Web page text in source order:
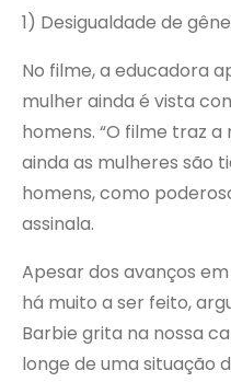
1) Desigualdade de
No filme, a educadora
mulher ainda é vista
homens. “O filme traz
ainda as mulheres são
homens, como
assinala.
Apesar dos avanços
há muito a ser feito,
Barbie grita na nossa
longe de uma situação